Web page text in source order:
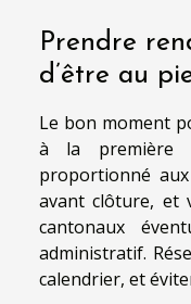
Prendre
d’être au
Le bon moment
à la première
proportionné
avant clôture, et
cantonaux
administratif.
calendrier, et